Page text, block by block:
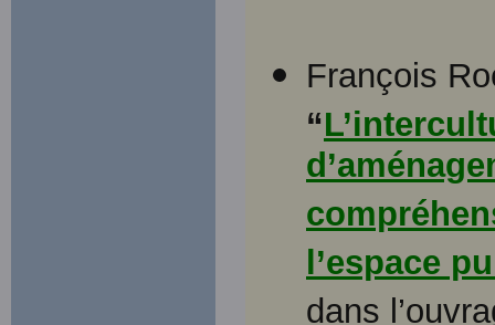
François
“
l’espace